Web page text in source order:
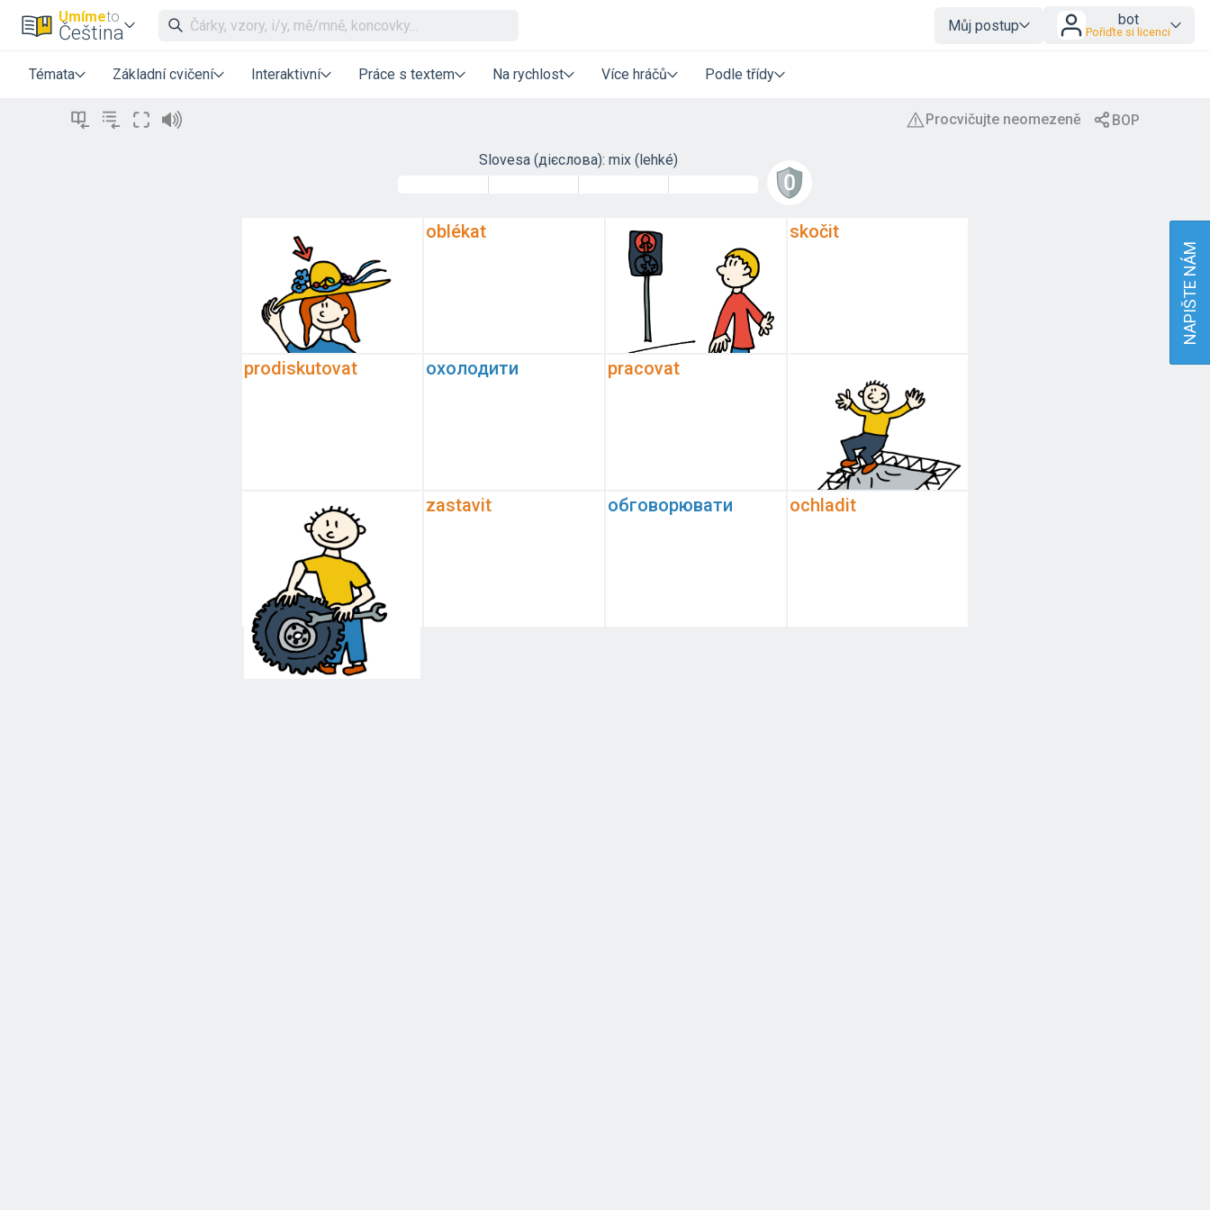
Umímeto
Čeština Můj postup bot
Pořiďte si licenci
Témata Základní cvičení Interaktivní Práce s textem Na rychlost Více hráčů Podle třídy
Slovesa (дієслова): mix (lehké)
prodiskutovat
oblékat
охолодити
zastavit
pracovat
обговорювати
skočit
ochladit
NAPIŠTE NÁM